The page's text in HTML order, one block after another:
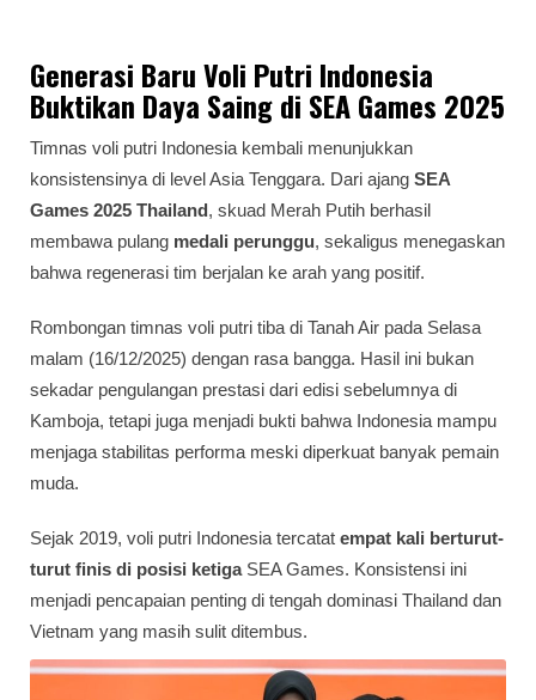
Generasi Baru Voli Putri Indonesia
Buktikan Daya Saing di SEA Games 2025
Timnas voli putri Indonesia kembali menunjukkan
konsistensinya di level Asia Tenggara. Dari ajang SEA
Games 2025 Thailand, skuad Merah Putih berhasil
membawa pulang medali perunggu, sekaligus menegaskan
bahwa regenerasi tim berjalan ke arah yang positif.
Rombongan timnas voli putri tiba di Tanah Air pada Selasa
malam (16/12/2025) dengan rasa bangga. Hasil ini bukan
sekadar pengulangan prestasi dari edisi sebelumnya di
Kamboja, tetapi juga menjadi bukti bahwa Indonesia mampu
menjaga stabilitas performa meski diperkuat banyak pemain
muda.
Sejak 2019, voli putri Indonesia tercatat empat kali berturut-
turut finis di posisi ketigaSEA Games. Konsistensi ini
menjadi pencapaian penting di tengah dominasi Thailand dan
Vietnam yang masih sulit ditembus.